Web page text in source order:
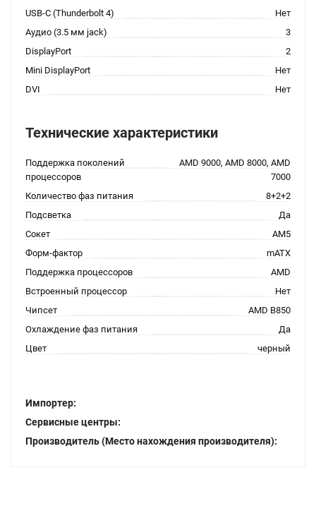
USB-C (Thunderbolt 4)
Нет
Аудио (3.5 мм jack)
3
DisplayPort
2
Mini DisplayPort
Нет
DVI
Нет
Технические характеристики
Поддержка поколений
процессоров
AMD 9000, AMD 8000, AMD
7000
Количество фаз питания
8+2+2
Подсветка
Да
Сокет
AM5
Форм-фактор
mATX
Поддержка процессоров
AMD
Встроенный процессор
Нет
Чипсет
AMD B850
Охлаждение фаз питания
Да
Цвет
черный
Импортер:
Сервисные центры:
Производитель (Место нахождения производителя):